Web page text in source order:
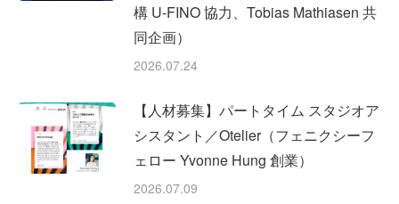
構 U-FINO 協力、Tobias Mathiasen 共
同企画）
2026.07.24
【人材募集】パートタイム スタジオア
シスタント／Otelier（フェニクシーフ
ェロー Yvonne Hung 創業）
2026.07.09